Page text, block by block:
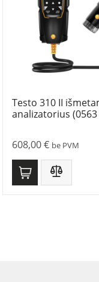
Testo 310 II
analizatorius (0563
608,00€ be PVM